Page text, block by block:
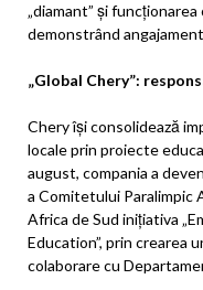
„diamant” și
demonstrând
„Global Chery”:
Chery își consolidează
locale prin proiecte
august, compania a
a Comitetului Paralimpic
Africa de Sud inițiativa
Education”, prin crearea
colaborare cu